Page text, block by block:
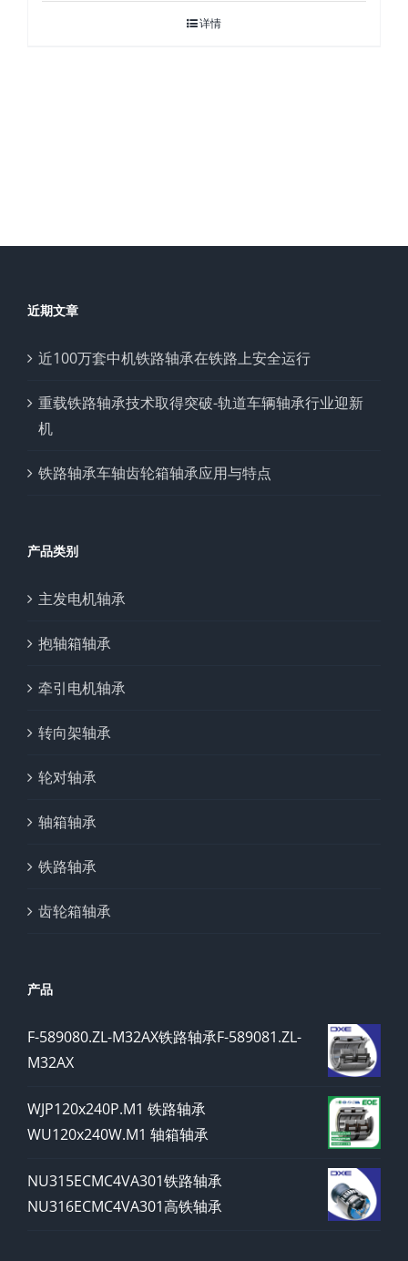
详情
近期文章
近100万套中机铁路轴承在铁路上安全运行
重载铁路轴承技术取得突破-轨道车辆轴承行业迎新
机
铁路轴承车轴齿轮箱轴承应用与特点
产品类别
主发电机轴承
抱轴箱轴承
牵引电机轴承
转向架轴承
轮对轴承
轴箱轴承
铁路轴承
齿轮箱轴承
产品
F-589080.ZL-M32AX铁路轴承F-589081.ZL-
M32AX
WJP120x240P.M1 铁路轴承
WU120x240W.M1 轴箱轴承
NU315ECMC4VA301铁路轴承
NU316ECMC4VA301高铁轴承